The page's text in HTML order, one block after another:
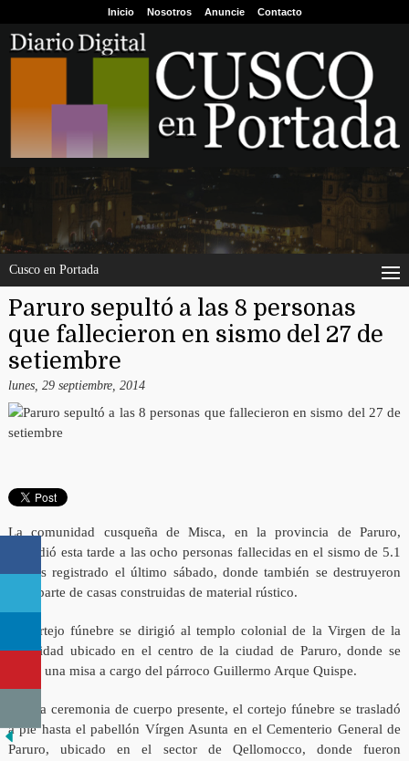
Inicio Nosotros Anuncie Contacto
Cusco en Portada
Paruro sepultó a las 8 personas
que fallecieron en sismo del 27 de
setiembre
lunes, 29 septiembre, 2014
La comunidad cusqueña de Misca, en la provincia de Paruro,
despidió esta tarde a las ocho personas fallecidas en el sismo de 5.1
grados registrado el último sábado, donde también se destruyeron
gran parte de casas construidas de material rústico.
El cortejo fúnebre se dirigió al templo colonial de la Virgen de la
Natividad ubicado en el centro de la ciudad de Paruro, donde se
ofició una misa a cargo del párroco Guillermo Arque Quispe.
Tras la ceremonia de cuerpo presente, el cortejo fúnebre se trasladó
a pie hasta el pabellón Vírgen Asunta en el Cementerio General de
Paruro, ubicado en el sector de Qellomocco, donde fueron